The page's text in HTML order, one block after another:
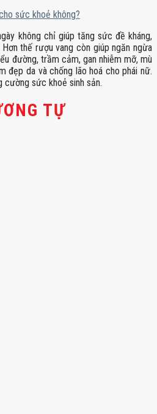
sức khoẻ không?
không chỉ giúp tăng sức đề kháng,
thế rượu vang còn giúp ngăn ngừa
đường, trầm cảm, gan nhiễm mỡ, mù
đẹp da và chống lão hoá cho phái nữ.
cường sức khoẻ sinh sản.
TỰ